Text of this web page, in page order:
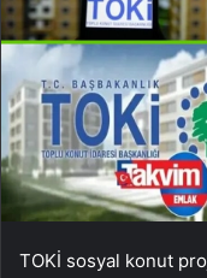
TOKİ sosyal konut